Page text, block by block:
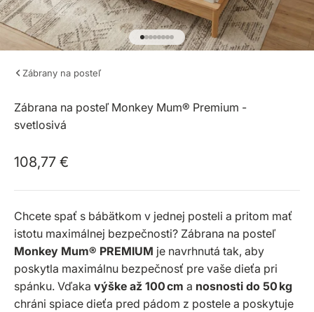
Prejsť na položku 1
Prejsť na položku 2
Prejsť na položku 3
Prejsť na položku 4
Prejsť na položku 5
Prejsť na položku 6
Prejsť na položku 7
Prejsť na položku 8
Zábrany na posteľ
Zábrana na posteľ Monkey Mum® Premium -
svetlosivá
Predajná cena
108,77 €
Chcete spať s bábätkom v jednej posteli a pritom mať
istotu maximálnej bezpečnosti? Zábrana na posteľ
Monkey Mum® PREMIUM je navrhnutá tak, aby
poskytla maximálnu bezpečnosť pre vaše dieťa pri
spánku. Vďaka výške až 100 cm a nosnosti do 50 kg
chráni spiace dieťa pred pádom z postele a poskytuje